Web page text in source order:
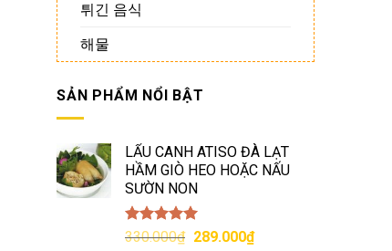
튀긴 음식
해물
SẢN PHẨM NỔI BẬT
LẨU CANH ATISO ĐÀ LẠT
HẦM GIÒ HEO HOẶC NẤU
SƯỜN NON
Được xếp
330.000₫ Giá
289.000₫Giá